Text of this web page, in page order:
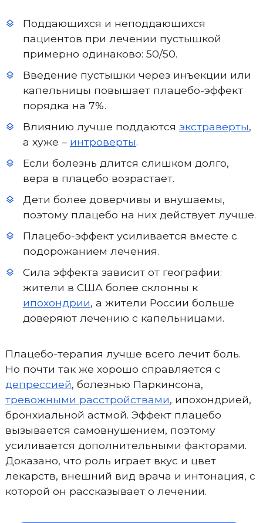
Поддающихся и неподдающихся
пациентов при лечении пустышкой
примерно одинаково: 50/50.
Введение пустышки через инъекции или
капельницы повышает плацебо-эффект
порядка на 7%.
Влиянию лучше поддаются экстраверты,
а хуже – интроверты.
Если болезнь длится слишком долго,
вера в плацебо возрастает.
Дети более доверчивы и внушаемы,
поэтому плацебо на них действует лучше.
Плацебо-эффект усиливается вместе с
подорожанием лечения.
Сила эффекта зависит от географии:
жители в США более склонны к
ипохондрии, а жители России больше
доверяют лечению с капельницами.
Плацебо-терапия лучше всего лечит боль.
Но почти так же хорошо справляется с
депрессией, болезнью Паркинсона,
тревожными расстройствами, ипохондрией,
бронхиальной астмой. Эффект плацебо
вызывается самовнушением, поэтому
усиливается дополнительными факторами.
Доказано, что роль играет вкус и цвет
лекарств, внешний вид врача и интонация, с
которой он рассказывает о лечении.